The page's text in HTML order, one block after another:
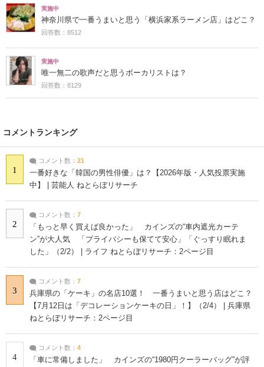
実施中
神奈川県で一番うまいと思う「横浜家系ラーメン店」はどこ？
回答数：8512
実施中
唯一無二の歌声だと思うボーカリストは？
回答数：8129
コメントランキング
1
コメント数： 21
一番好きな「韓国の男性俳優」は？【2026年版・人気投票実施
中】 | 芸能人 ねとらぼリサーチ
2
コメント数： 7
「もっと早く買えば良かった」 カインズの“車内遮光カーテ
ン”が大人気 「プライバシーも保てて安心」「ぐっすり眠れま
した」（2/2） | ライフ ねとらぼリサーチ：2ページ目
3
コメント数： 7
兵庫県の「ケーキ」の名店10選！ 一番うまいと思う店はどこ？
【7月12日は「デコレーションケーキの日」！】（2/4） | 兵庫県
ねとらぼリサーチ：2ページ目
4
コメント数： 4
「車に常備しました」 カインズの“1980円クーラーバッグ”が評